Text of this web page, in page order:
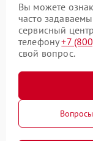
Вы можете
часто
сервисный
телефону+7
свой вопрос.